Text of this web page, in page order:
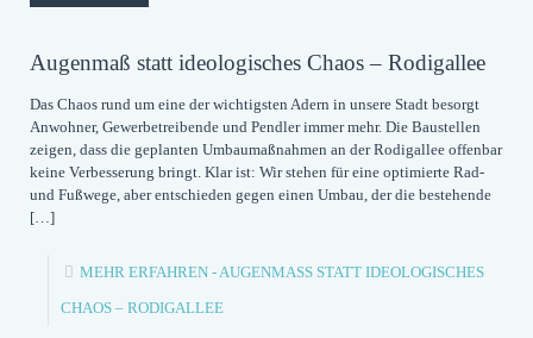
Augenmaß statt ideologisches Chaos – Rodigallee
Das Chaos rund um eine der wichtigsten Adern in unsere Stadt besorgt
Anwohner, Gewerbetreibende und Pendler immer mehr. Die Baustellen
zeigen, dass die geplanten Umbaumaßnahmen an der Rodigallee offenbar
keine Verbesserung bringt. Klar ist: Wir stehen für eine optimierte Rad-
und Fußwege, aber entschieden gegen einen Umbau, der die bestehende
[…]
MEHR ERFAHREN - AUGENMASS STATT IDEOLOGISCHES C
HAOS – RODIGALLEE